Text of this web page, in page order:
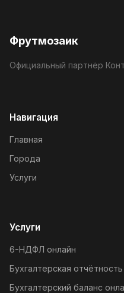
Фрутмозаик
Официальный партнёр
Навигация
Главная
Города
Услуги
Услуги
6-НДФЛ онлайн
Бухгалтерская
Бухгалтерский баланс